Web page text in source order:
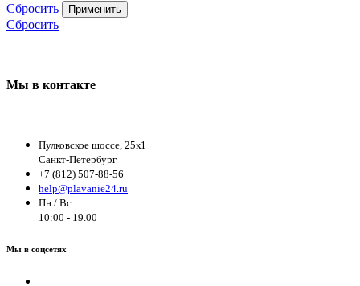
Сбросить Применить
Сбросить
Мы в контакте
Пулковское шоссе, 25к1
Санкт-Петербург
+7 (812) 507-88-56
help@plavanie24.ru
Пн / Вс
10:00 - 19.00
Мы в соцсетях